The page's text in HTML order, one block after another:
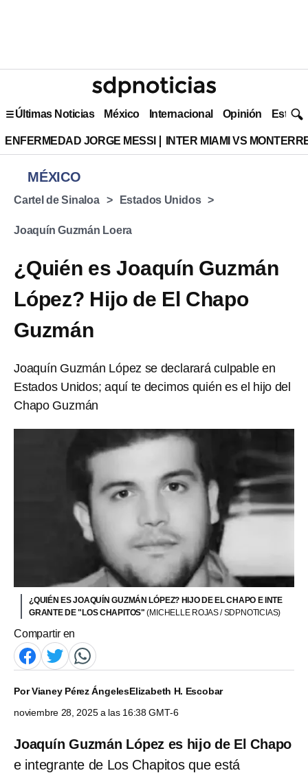
Últimas Noticias México Internacional Opinión Estilo
ENFERMEDAD JORGE MESSI INTER MIAMI VS
MÉXICO
Cartel de Sinaloa Estados Unidos
Joaquín Guzmán Loera
¿Quién es Joaquín Guzmán
López? Hijo de El Chapo
Guzmán
Joaquín Guzmán López se declarará culpable en
Estados Unidos; aquí te decimos quién es el hijo del
Chapo Guzmán
¿QUIÉN ES JOAQUÍN GUZMÁN LÓPEZ? HIJO DE EL CHAPO E INTE
GRANTE DE "LOS CHAPITOS"(MICHELLE ROJAS / SDPNOTICIAS)
Compartir en
PorVianey Pérez ÁngelesElizabeth H. Escobar
noviembre 28, 2025 a las 16:38 GMT-6
Joaquín Guzmán López es hijo de El Chapo
e integrante de Los Chapitos que está